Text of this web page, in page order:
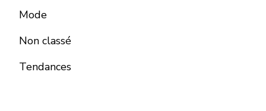
Mode
Non classé
Tendances